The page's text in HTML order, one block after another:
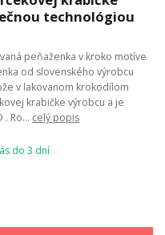
technológiou
peňaženka v kroko motíve
od slovenského výrobcu
v lakovanom krokodílom
krabičke výrobcu a je
Ro... celý popis
do 3 dní